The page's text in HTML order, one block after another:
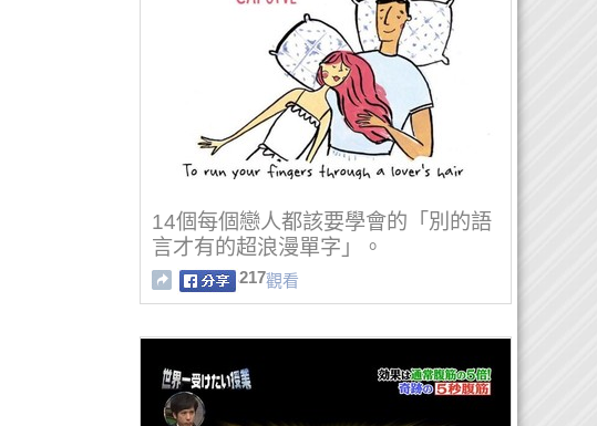
14個每個戀人都該要學會的「別的語
言才有的超浪漫單字」。
217觀看